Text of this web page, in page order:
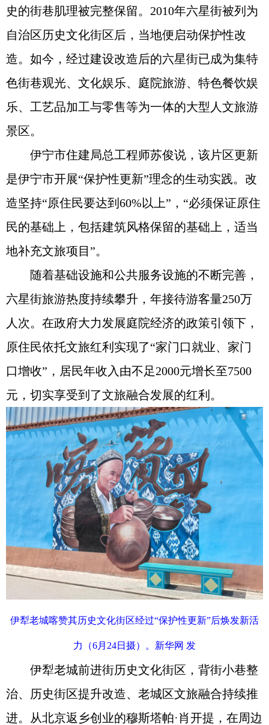
史的街巷肌理被完整保留。2010年六星街被列为
自治区历史文化街区后，当地便启动保护性改
造。如今，经过建设改造后的六星街已成为集特
色街巷观光、文化娱乐、庭院旅游、特色餐饮娱
乐、工艺品加工与零售等为一体的大型人文旅游
景区。
伊宁市住建局总工程师苏俊说，该片区更新
是伊宁市开展“保护性更新”理念的生动实践。改
造坚持“原住民要达到60%以上”，“必须保证原住
民的基础上，包括建筑风格保留的基础上，适当
地补充文旅项目”。
随着基础设施和公共服务设施的不断完善，
六星街旅游热度持续攀升，年接待游客量250万
人次。在政府大力发展庭院经济的政策引领下，
原住民依托文旅红利实现了“家门口就业、家门
口增收”，居民年收入由不足2000元增长至7500
元，切实享受到了文旅融合发展的红利。
伊犁老城喀赞其历史文化街区经过“保护性更新”后焕发新活
力（6月24日摄）。新华网 发
伊犁老城前进街历史文化街区，背街小巷整
治、历史街区提升改造、老城区文旅融合持续推
进。从北京返乡创业的穆斯塔帕·肖开提，在周边